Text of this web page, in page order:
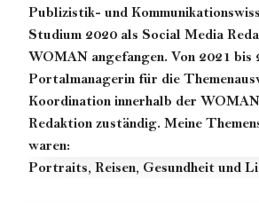
Publizistik- und
Studium 2020 als Social Media
WOMAN angefangen. Von 2021 bis
Portalmanagerin für die
Koordination innerhalb der
Redaktion zuständig. Meine
waren:
Portraits, Reisen, Gesundheit und